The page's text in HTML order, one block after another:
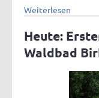
Weiterlesen
Heute:
Waldbad